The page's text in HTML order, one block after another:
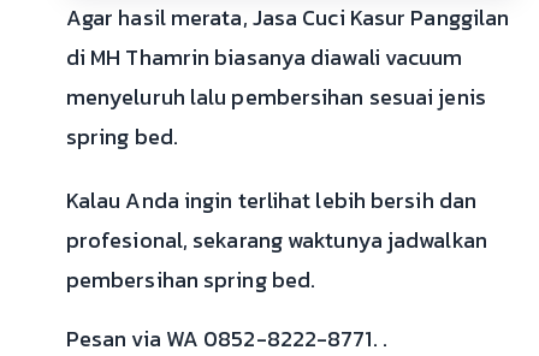
Agar hasil merata, Jasa Cuci Kasur Panggilan
di MH Thamrin biasanya diawali vacuum
menyeluruh lalu pembersihan sesuai jenis
spring bed.
Kalau Anda ingin terlihat lebih bersih dan
profesional, sekarang waktunya jadwalkan
pembersihan spring bed.
Pesan via WA 0852-8222-8771. .